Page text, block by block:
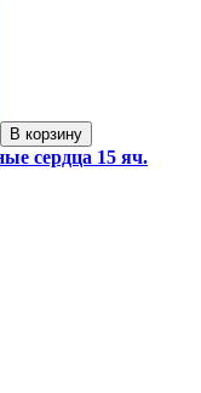
В корзину
сердца 15 яч.